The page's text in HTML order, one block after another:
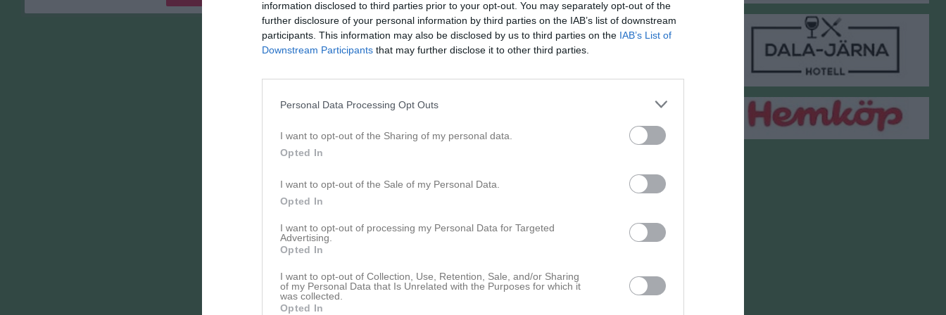
information disclosed to third parties prior to your opt-out. You may separately opt-out of the
further disclosure of your personal information by third parties on the IAB’s list of downstream
participants. This information may also be disclosed by us to third parties on the IAB’s List of
Downstream Participants that may further disclose it to other third parties.
Personal Data Processing Opt Outs
I want to opt-out of the Sharing of my personal data.
Opted In
I want to opt-out of the Sale of my Personal Data.
Opted In
I want to opt-out of processing my Personal Data for Targeted
Advertising.
Opted In
I want to opt-out of Collection, Use, Retention, Sale, and/or Sharing
of my Personal Data that Is Unrelated with the Purposes for which it
was collected.
Opted In
Matställen
Bank och post
Paketservice
Bilservice
Frisörer
Musikintresserad
Blir det julkonsert i bygden i år?
Gunnar Arvidsson
Flaggor finns på Ja Järnas lokal- Öppet må-fre 10.15 - 13.30. Kan Du hämta
18 aug 2016
Ur Alf Nilsson
Inlägget är rapporterat och granskas av sidans administratörer!
Stefan Olsson / Ja Järna